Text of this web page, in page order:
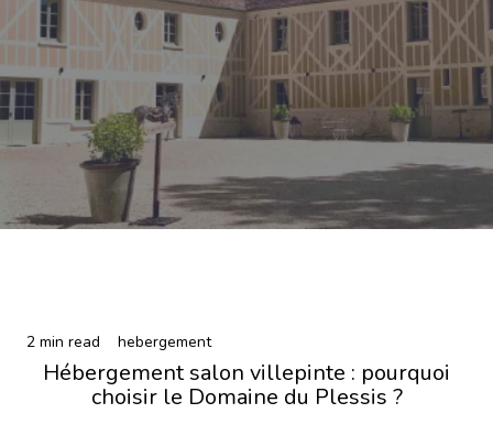
2 min read hebergement
Hébergement salon villepinte : pourquoi
choisir le Domaine du Plessis ?